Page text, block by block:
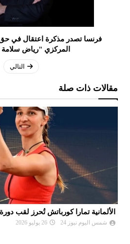
فرنسا تصدر مذكرة اعتقال في
المركزي "رياض سلامة
التالي
مقالات ذات صلة
الألمانية تمارا كورباتش تُحرز لقب
شمس اليوم نيوز 24 26 يوليو 2026